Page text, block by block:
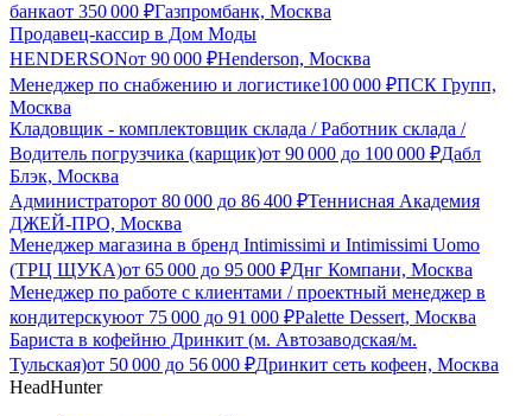
банкаот 350 000 ₽Газпромбанк, Москва
Продавец-кассир в Дом Моды
HENDERSONот 90 000 ₽Henderson, Москва
Менеджер по снабжению и логистике100 000 ₽ПСК Групп,
Москва
Кладовщик - комплектовщик склада / Работник склада /
Водитель погрузчика (карщик)от 90 000 до 100 000 ₽Дабл
Блэк, Москва
Администраторот 80 000 до 86 400 ₽Теннисная Академия
ДЖЕЙ-ПРО, Москва
Менеджер магазина в бренд Intimissimi и Intimissimi Uomo
(ТРЦ ЩУКА)от 65 000 до 95 000 ₽Днг Компани, Москва
Менеджер по работе с клиентами / проектный менеджер в
кондитерскуюот 75 000 до 91 000 ₽Palette Dessert, Москва
Бариста в кофейню Дринкит (м. Автозаводская/м.
Тульская)от 50 000 до 56 000 ₽Дринкит сеть кофеен, Москва
HeadHunter